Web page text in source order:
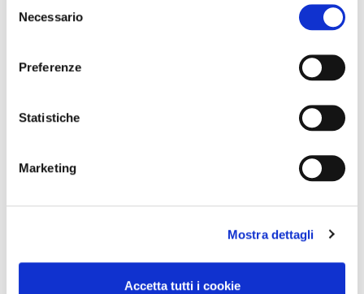
delNecessario
Preferenze
Statistiche
Marketing
Mostra dettagli
Accetta tutti i cookie